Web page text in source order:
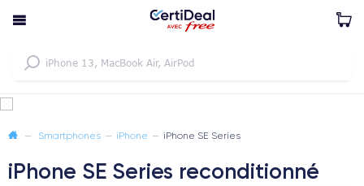
— Smartphones — iPhone — iPhone SE Series
iPhone SE Series reconditionné